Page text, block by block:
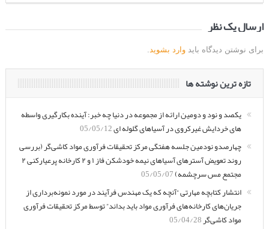
ارسال یک نظر
برای نوشتن دیدگاه باید وارد بشوید
تازه ترین نوشته ها
یکصد و نود و دومین ارائه از مجموعه در دنیا چه خبر: آینده بکارگیری واسطه
های خردایش غیرکروی در آسیاهای گلوله ای05/05/12
چهارصدو نودمین جلسه هفتگی مرکز تحقیقات فرآوری مواد کاشی‌گر (بررسی
روند تعویض آسترهای آسیاهای نیمه خودشکن فاز ۱ و ۲ کارخانه پرعیارکنی ۲
مجتمع مس سرچشمه)05/05/07
انتشار کتابچه مهارتی “آنچه که یک مهندس فرآیند در مورد نمونه‌برداری از
جریان‌های کارخانه‌های فرآوری مواد باید بداند” توسط مرکز تحقیقات فرآوری
مواد کاشی‌گر05/04/28